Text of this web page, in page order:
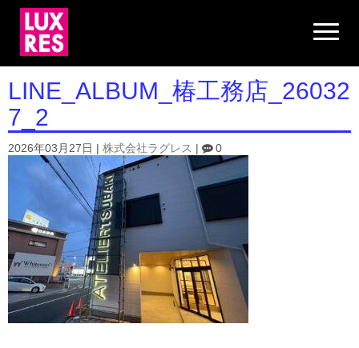
N
a
i
g
a
o
LINE_ALBUM_椿工務店_26032
7_2
2026年03月27日 株式会社ラグレス 0